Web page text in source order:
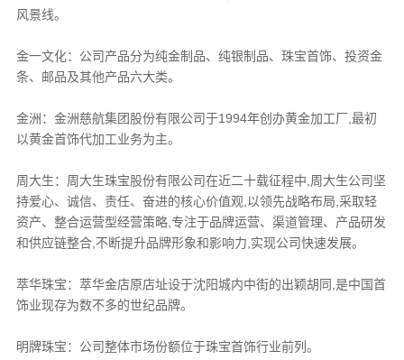
风景线。
金一文化：公司产品分为纯金制品、纯银制品、珠宝首饰、投资金
条、邮品及其他产品六大类。
金洲：金洲慈航集团股份有限公司于1994年创办黄金加工厂,最初
以黄金首饰代加工业务为主。
周大生：周大生珠宝股份有限公司在近二十载征程中,周大生公司坚
持爱心、诚信、责任、奋进的核心价值观,以领先战略布局,采取轻
资产、整合运营型经营策略,专注于品牌运营、渠道管理、产品研发
和供应链整合,不断提升品牌形象和影响力,实现公司快速发展。
萃华珠宝：萃华金店原店址设于沈阳城内中街的出颖胡同,是中国首
饰业现存为数不多的世纪品牌。
明牌珠宝：公司整体市场份额位于珠宝首饰行业前列。